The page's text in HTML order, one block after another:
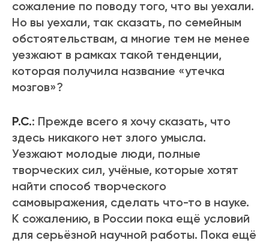
сожаление по поводу того, что вы уехали.
Но вы уехали, так сказать, по семейным
обстоятельствам, а многие тем не менее
уезжают в рамках такой тенденции,
которая получила название «утечка
мозгов»?
Р.С.: Прежде всего я хочу сказать, что
здесь никакого нет злого умысла.
Уезжают молодые люди, полные
творческих сил, учёные, которые хотят
найти способ творческого
самовыражения, сделать что-то в науке.
К сожалению, в России пока ещё условий
для серьёзной научной работы. Пока ещё